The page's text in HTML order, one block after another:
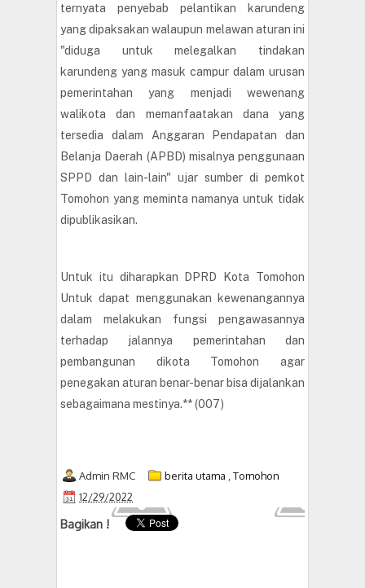
ternyata penyebab pelantikan karundeng
yang dipaksakan walaupun melawan aturan ini
"diduga untuk melegalkan tindakan
karundeng yang masuk campur dalam urusan
pemerintahan yang menjadi wewenang
walikota dan memanfaatakan dana yang
tersedia dalam Anggaran Pendapatan dan
Belanja Daerah (APBD) misalnya penggunaan
SPPD dan lain-lain" ujar sumber di pemkot
Tomohon yang meminta namanya untuk tidak
dipublikasikan.
Untuk itu diharapkan DPRD Kota Tomohon
Untuk dapat menggunakan kewenangannya
dalam melakukan fungsi pengawasannya
terhadap jalannya pemerintahan dan
pembangunan dikota Tomohon agar
penegakan aturan benar-benar bisa dijalankan
sebagaimana mestinya.** (007)
Admin RMC berita utama
Tomohon
12/29/2022
Bagikan !